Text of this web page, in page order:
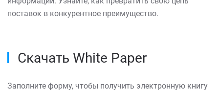
поставок в конкурентное преимущество.
Скачать White Paper
Заполните форму, чтобы получить электронную книгу